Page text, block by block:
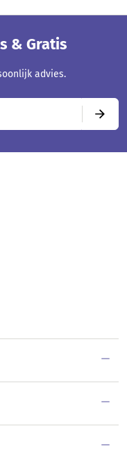
& Gratis
advies.